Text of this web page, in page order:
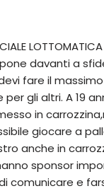
LOTTOMATICA
davanti a
fare il
gli altri. A 19
in
giocare a
anche in
sponsor
comunicare e